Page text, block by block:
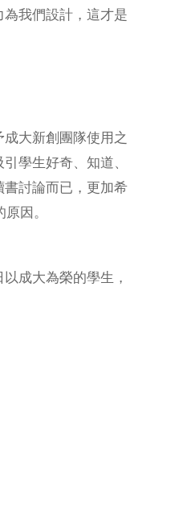
我們設計，這才是
大新創團隊使用之
學生好奇、知道、
討論而已，更加希
因。
成大為榮的學生，